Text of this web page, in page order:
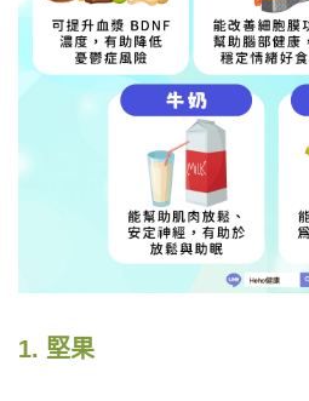
1. 堅果